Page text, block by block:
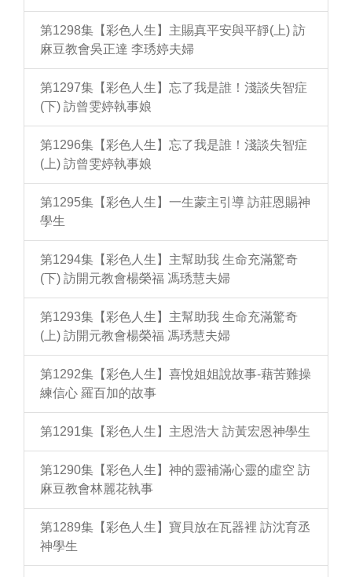
第1298集【彩色人生】主賜真平安與平靜(上) 訪
麻豆教會吳正達 李琇婷夫婦
第1297集【彩色人生】忘了我是誰！淺談失智症
(下) 訪曾雯婷執事娘
第1296集【彩色人生】忘了我是誰！淺談失智症
(上) 訪曾雯婷執事娘
第1295集【彩色人生】一生蒙主引導 訪莊恩賜神
學生
第1294集【彩色人生】主幫助我 生命充滿驚奇
(下) 訪開元教會楊榮福 馮琇慧夫婦
第1293集【彩色人生】主幫助我 生命充滿驚奇
(上) 訪開元教會楊榮福 馮琇慧夫婦
第1292集【彩色人生】喜悅姐姐說故事-藉苦難操
練信心 羅百加的故事
第1291集【彩色人生】主恩浩大 訪黃宏恩神學生
第1290集【彩色人生】神的靈補滿心靈的虛空 訪
麻豆教會林麗花執事
第1289集【彩色人生】寶貝放在瓦器裡 訪沈育丞
神學生